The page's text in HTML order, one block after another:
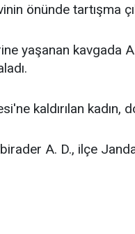
önünde tartışma
yaşanan kavgada
kaldırılan kadın,
A. D., ilçe